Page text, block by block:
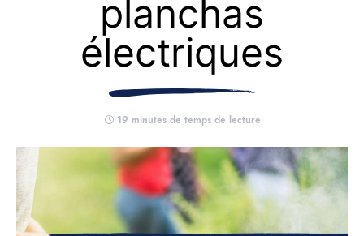
planchas
électriques
19 minutes de temps de lecture